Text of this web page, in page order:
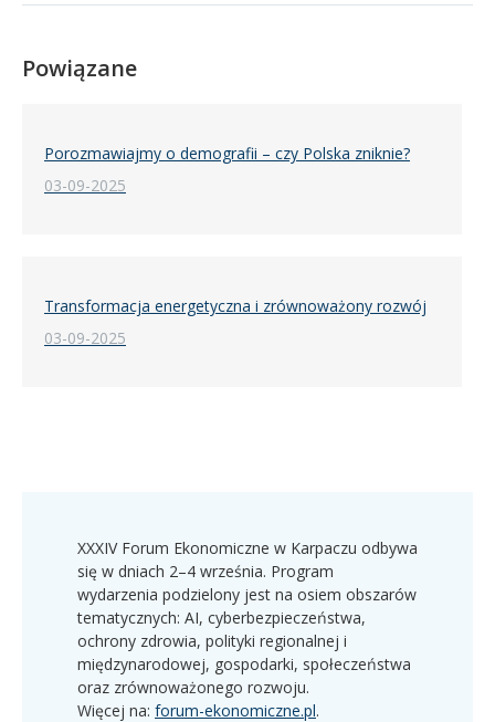
Powiązane
Porozmawiajmy o demografii – czy Polska zniknie?
03-09-2025
Transformacja energetyczna i zrównoważony rozwój
03-09-2025
XXXIV Forum Ekonomiczne w Karpaczu odbywa
się w dniach 2–4 września. Program
wydarzenia podzielony jest na osiem obszarów
tematycznych: AI, cyberbezpieczeństwa,
ochrony zdrowia, polityki regionalnej i
międzynarodowej, gospodarki, społeczeństwa
oraz zrównoważonego rozwoju.
Więcej na: forum-ekonomiczne.pl.